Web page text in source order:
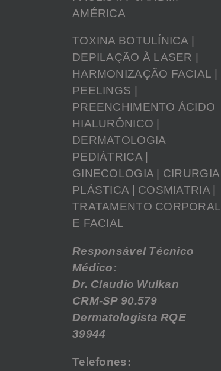
AMÉRICA
TOXINA BOTULÍNICA |
DEPILAÇÃO À LASER |
HARMONIZAÇÃO FACIAL |
PEELINGS |
PREENCHIMENTO ÁCIDO
HIALURÔNICO |
DERMATOLOGIA
PEDIÁTRICA |
GINECOLOGIA | CIRURGIA
PLÁSTICA | COSMIATRIA |
TRATAMENTO CORPORAL
E FACIAL
Responsável Técnico
Médico:
Dr. Claudio Wulkan
CRM-SP 90.579
Dermatologista RQE
39944
Telefones: